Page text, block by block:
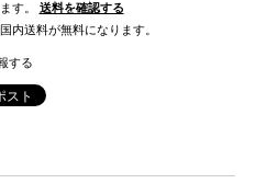
す。
送料を確認する
内送料が無料になります。
する